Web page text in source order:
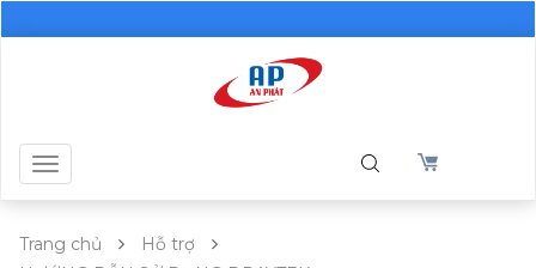
Toggle
navigation
Trang chủ
Hỗ trợ